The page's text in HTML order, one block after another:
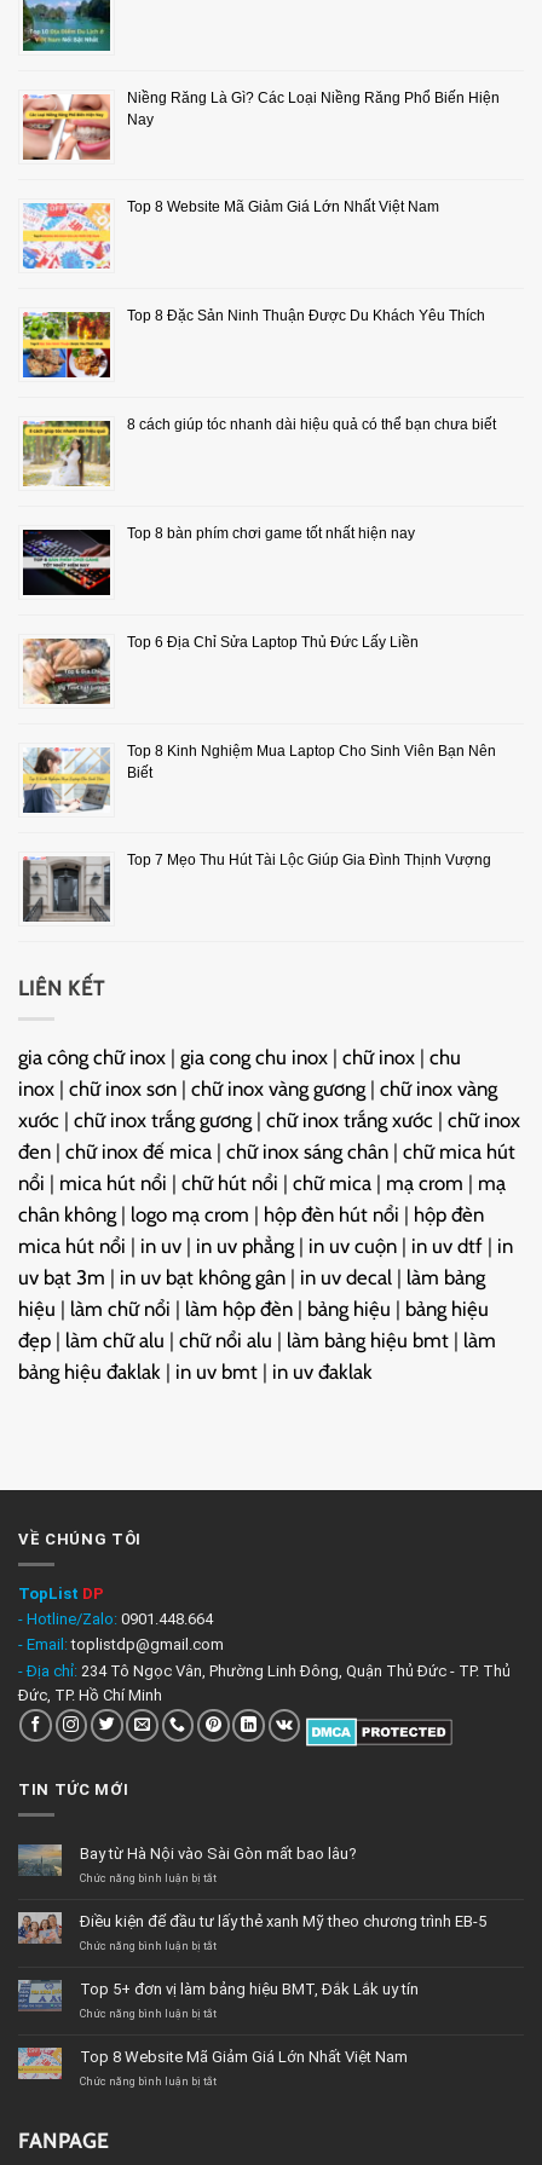
Niềng Răng Là Gì? Các Loại Niềng Răng Phổ Biến Hiện
Nay
Top 8 Website Mã Giảm Giá Lớn Nhất Việt Nam
Top 8 Đặc Sản Ninh Thuận Được Du Khách Yêu Thích
8 cách giúp tóc nhanh dài hiệu quả có thể bạn chưa biết
Top 8 bàn phím chơi game tốt nhất hiện nay
Top 6 Địa Chỉ Sửa Laptop Thủ Đức Lấy Liền
Top 8 Kinh Nghiệm Mua Laptop Cho Sinh Viên Bạn Nên
Biết
Top 7 Mẹo Thu Hút Tài Lộc Giúp Gia Đình Thịnh Vượng
LIÊN KẾT
gia công chữ inox | gia cong chu inox | chữ inox | chu
inox | chữ inox sơn | chữ inox vàng gương | chữ inox vàng
xước | chữ inox trắng gương | chữ inox trắng xước | chữ inox
đen | chữ inox đế mica | chữ inox sáng chân | chữ mica hút
nổi | mica hút nổi | chữ hút nổi | chữ mica | mạ crom | mạ
chân không | logo mạ crom | hộp đèn hút nổi | hộp đèn
mica hút nổi | in uv | in uv phẳng | in uv cuộn | in uv dtf | in
uv bạt 3m | in uv bạt không gân | in uv decal | làm bảng
hiệu | làm chữ nổi | làm hộp đèn | bảng hiệu | bảng hiệu
đẹp | làm chữ alu | chữ nổi alu | làm bảng hiệu bmt | làm
bảng hiệu đaklak | in uv bmt | in uv đaklak
VỀ CHÚNG TÔI
TopList DP
- Hotline/Zalo: 0901.448.664
- Email:toplistdp@gmail.com
- Địa chỉ: 234 Tô Ngọc Vân, Phường Linh Đông, Quận Thủ Đức - TP. Thủ
Đức, TP. Hồ Chí Minh
TIN TỨC MỚI
Bay từ Hà Nội vào Sài Gòn mất bao lâu?
Chức năng bình luận bị tắtở
Hà
Nội
Gòn
mất
Điều kiện để đầu tư lấy thẻ xanh Mỹ theo chương trình EB-5
Chức năng bình luận bị tắtở
để
đầu
thẻ
xanh
Top 5+ đơn vị làm bảng hiệu BMT, Đắk Lắk uy tín
Chức năng bình luận bị tắtở
đơn
vị
Top 8 Website Mã Giảm Giá Lớn Nhất Việt Nam
Chức năng bình luận bị tắtở
FANPAGE